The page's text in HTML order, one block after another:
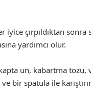
çırpıldıktan sonra
yardımcı olur.
un, kabartma tozu,
ve bir spatula ile